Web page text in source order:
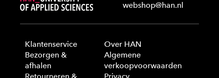
webshop@han.nl
Klantenservice
Bezorgen &
afhalen
Over HAN
Algemene
verkoopvoorwaarden